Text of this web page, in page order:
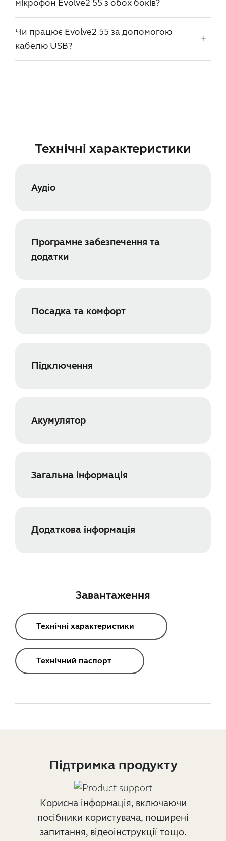
мікрофон Evolve2 55 з обох боків?
Чи працює Evolve2 55 за допомогою
кабелю USB?
Технічні характеристики
Аудіо
Програмне забезпечення та
додатки
Посадка та комфорт
Підключення
Акумулятор
Загальна інформація
Додаткова інформація
Завантаження
Технічні характеристики
Технічний паспорт
Підтримка продукту
Корисна інформація, включаючи
посібники користувача, поширені
запитання, відеоінструкції тощо.